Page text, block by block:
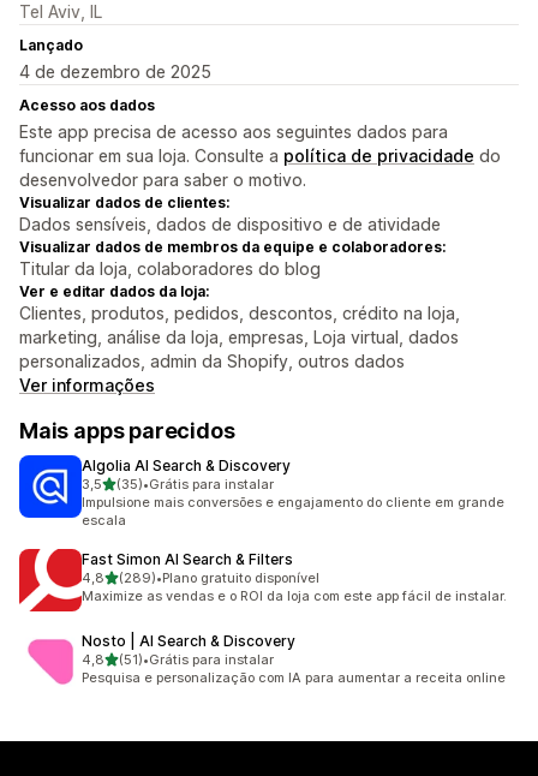
Tel Aviv, IL
Lançado
4 de dezembro de 2025
Acesso aos dados
Este app precisa de acesso aos seguintes dados para
funcionar em sua loja. Consulte a política de privacidade do
desenvolvedor para saber o motivo.
Visualizar dados de clientes:
Dados sensíveis, dados de dispositivo e de atividade
Visualizar dados de membros da equipe e colaboradores:
Titular da loja, colaboradores do blog
Ver e editar dados da loja:
Clientes, produtos, pedidos, descontos, crédito na loja,
marketing, análise da loja, empresas, Loja virtual, dados
personalizados, admin da Shopify, outros dados
Ver informações
Mais apps parecidos
Algolia AI Search & Discovery
3,5de 5 estrelas
(35)
35 avaliações ao todo
•Grátis para instalar
Impulsione mais conversões e engajamento do cliente em grande
escala
Fast Simon AI Search & Filters
4,8de 5 estrelas
(289)
289 avaliações ao todo
•Plano gratuito disponível
Maximize as vendas e o ROI da loja com este app fácil de instalar.
Nosto | AI Search & Discovery
4,8de 5 estrelas
(51)
51 avaliações ao todo
•Grátis para instalar
Pesquisa e personalização com IA para aumentar a receita online